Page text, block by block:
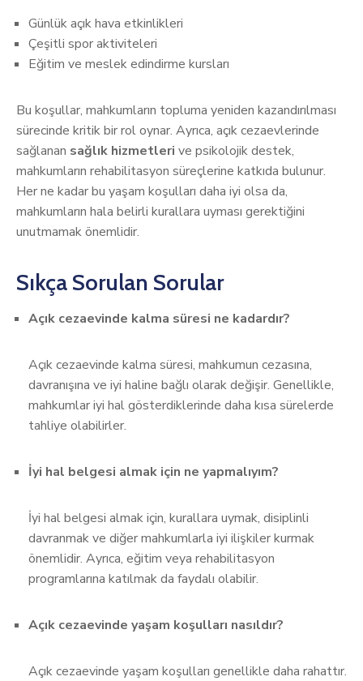
Günlük açık hava etkinlikleri
Çeşitli spor aktiviteleri
Eğitim ve meslek edindirme kursları
Bu koşullar, mahkumların topluma yeniden kazandırılması
sürecinde kritik bir rol oynar. Ayrıca, açık cezaevlerinde
sağlanan sağlık hizmetleri ve psikolojik destek,
mahkumların rehabilitasyon süreçlerine katkıda bulunur.
Her ne kadar bu yaşam koşulları daha iyi olsa da,
mahkumların hala belirli kurallara uyması gerektiğini
unutmamak önemlidir.
Sıkça Sorulan Sorular
Açık cezaevinde kalma süresi ne kadardır?
Açık cezaevinde kalma süresi, mahkumun cezasına,
davranışına ve iyi haline bağlı olarak değişir. Genellikle,
mahkumlar iyi hal gösterdiklerinde daha kısa sürelerde
tahliye olabilirler.
İyi hal belgesi almak için ne yapmalıyım?
İyi hal belgesi almak için, kurallara uymak, disiplinli
davranmak ve diğer mahkumlarla iyi ilişkiler kurmak
önemlidir. Ayrıca, eğitim veya rehabilitasyon
programlarına katılmak da faydalı olabilir.
Açık cezaevinde yaşam koşulları nasıldır?
Açık cezaevinde yaşam koşulları genellikle daha rahattır.